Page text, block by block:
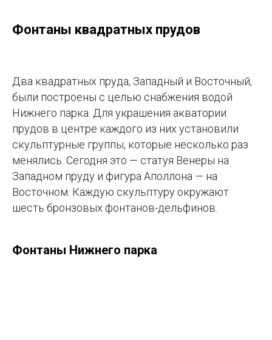
Фонтаны квадратных прудов
Два квадратных пруда, Западный и Восточный,
были построены с целью снабжения водой
Нижнего парка. Для украшения акватории
прудов в центре каждого из них установили
скульптурные группы, которые несколько раз
менялись. Сегодня это — статуя Венеры на
Западном пруду и фигура Аполлона — на
Восточном. Каждую скульптуру окружают
шесть бронзовых фонтанов-дельфинов.
Фонтаны Нижнего парка